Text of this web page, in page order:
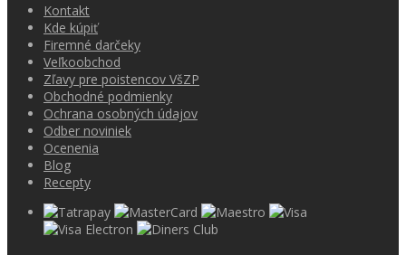
Kontakt
Kde kúpiť
Firemné darčeky
Veľkoobchod
Zľavy pre poistencov VšZP
Obchodné podmienky
Ochrana osobných údajov
Odber noviniek
Ocenenia
Blog
Recepty